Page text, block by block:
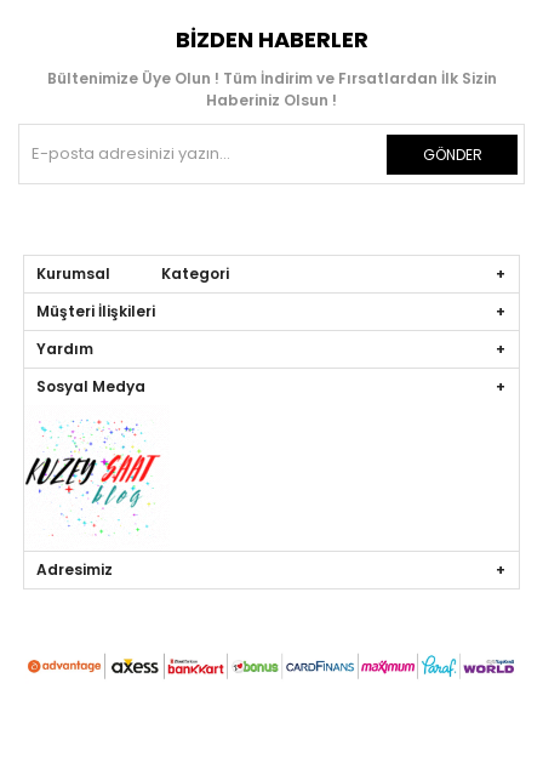
BIZDEN HABERLER
Bültenimize Üye Olun ! Tüm İndirim ve Fırsatlardan İlk Sizin
Haberiniz Olsun !
GÖNDER
Kurumsal Kategori
Müşteri İlişkileri
Yardım
Sosyal Medya
Adresimiz